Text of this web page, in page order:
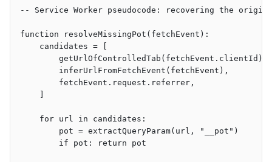
-- Service Worker pseudocode: recovering the origin
function resolveMissingPot(fetchEvent):
    candidates = [
getUrlOfControlledTab(fetchEvent.clientId),
inferUrlFromFetchEvent(fetchEvent),
fetchEvent.request.referrer,
    for url in candidates:
        pot = extractQueryParam(url, "__pot")
        if pot: return pot